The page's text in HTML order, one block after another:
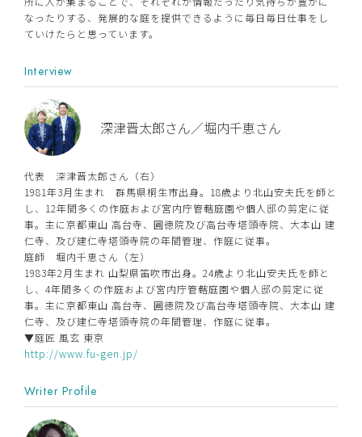
なったりする、発展的な庭を提供できるように毎日毎日仕事をし
ていけたらと思っています。
Interview
深津晋太郎さん／堀内千恵さん
代表 深津晋太郎さん（右）
1981年3月生まれ 群馬県桐生市出身。18歳より北山安夫氏を師と
し、12年間多くの作庭および宮内庁管轄庭園や個人邸の剪定に従
事。主に京都東山 高台寺、圓徳院及び高台寺塔頭寺院、大本山 建
仁寺、及び建仁寺塔頭寺院の年間管理、作庭に従事。
庭師 堀内千恵さん（左）
1983年2月生まれ 山梨県笛吹市出身。24歳より北山安夫氏を師と
し、4年間多くの作庭および宮内庁管轄庭園や個人邸の剪定に従
事。主に京都東山 高台寺、圓徳院及び高台寺塔頭寺院、大本山 建
仁寺、及び建仁寺塔頭寺院の年間管理、作庭に従事。
▼庭匠 風玄 東京
http://www.fu-gen.jp/
Writer Profile